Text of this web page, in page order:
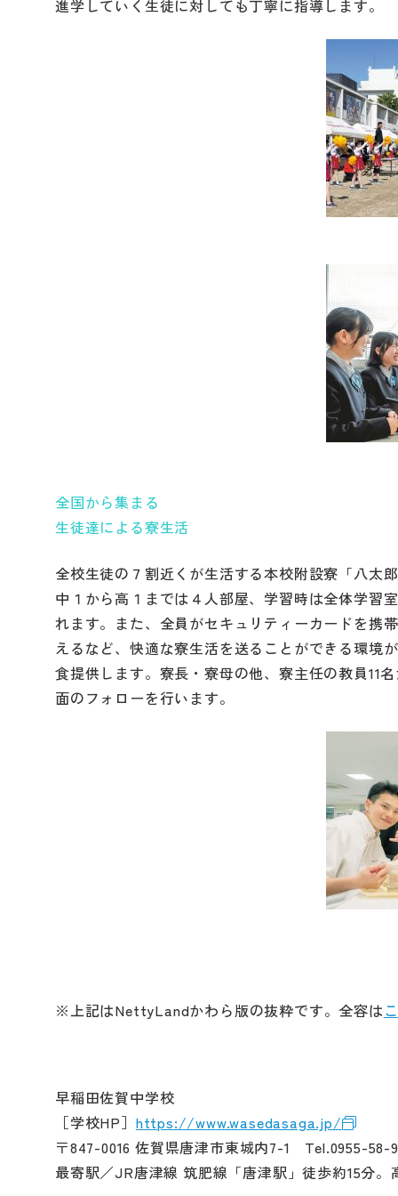
進学していく生徒に対しても丁寧に指導します。
全国から集まる
生徒達による寮生活
全校生徒の７割近くが生活する本校附設寮「八太
中１から高１までは４人部屋、学習時は全体学習
れます。また、全員がセキュリティーカードを携
えるなど、快適な寮生活を送ることができる環境
食提供します。寮長・寮母の他、寮主任の教員11
面のフォローを行います。
※上記はNettyLandかわら版の抜粋です。全容は
早稲田佐賀中学校
［学校HP］ https://www.wasedasaga.jp/
〒847-0016 佐賀県唐津市東城内7-1 Tel.0955-58-
最寄駅／JR唐津線 筑肥線「唐津駅」徒歩約15分